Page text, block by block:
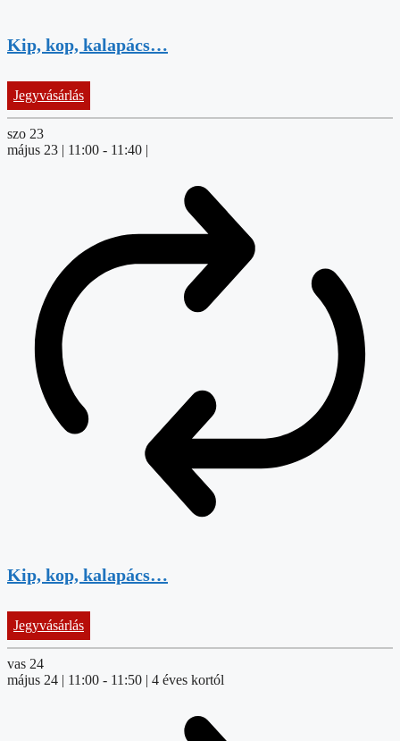
Jegyvásárlás
Kip, kop, kalapács…
szo 23
Jegyvásárlás
május 23 | 11:00 - 11:40 |
Kip, kop, kalapács…
vas 24
május 24 | 11:00 - 11:50 | 4 éves kortól